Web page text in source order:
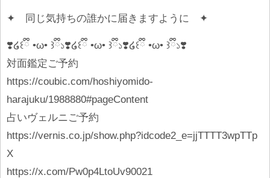
✦ 同じ気持ちの誰かに届きますように ✦
❣️໒꒰ྀི •ω• ꒱ྀི১❣️໒꒰ྀི •ω• ꒱ྀི১❣️໒꒰ྀི •ω• ꒱ྀི১❣️
対面鑑定ご予約
https://coubic.com/hoshiyomido-
harajuku/1988880#pageContent
占いヴェルニご予約
https://vernis.co.jp/show.php?idcode2_e=jjTTTT3wpTTp
X
https://x.com/Pw0p4LtoUv90021